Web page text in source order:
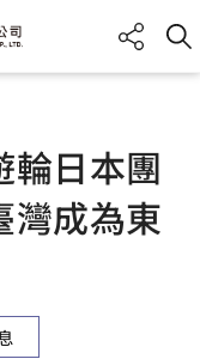
輪日本團
成為東